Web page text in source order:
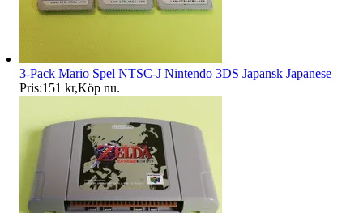
3-Pack Mario Spel NTSC-J Nintendo 3DS Japansk Japanese
Pris:151 kr,Köp nu.